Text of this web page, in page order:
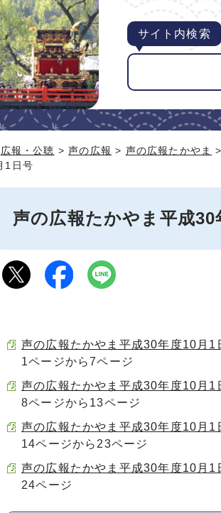
サイト内検索
広報・公聴 >声の広報 > 声の広報たかやま >
1日号
声の広報たかやま平成30
声の広報たかやま平成30年度10月1
1ページから7ページ
声の広報たかやま平成30年度10月1
8ページから13ページ
声の広報たかやま平成30年度10月1
14ページから23ページ
声の広報たかやま平成30年度10月1
24ページ